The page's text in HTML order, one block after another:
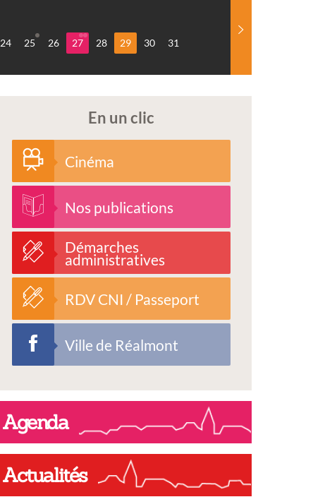
24 25 26 27 28 29 30 31
En un clic
Cinéma
Nos publications
Démarches
administratives
RDV CNI / Passeport
Ville de Réalmont
Agenda
Actualités